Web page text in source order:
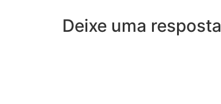
Deixe uma resposta